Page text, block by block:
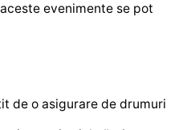
evenimente se pot
de o asigurare de drumuri